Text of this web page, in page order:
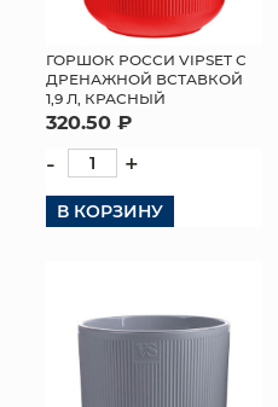
ГОРШОК РОССИ VIPSET С
ДРЕНАЖНОЙ ВСТАВКОЙ
1,9 Л, КРАСНЫЙ
320.50 ₽
- +
В КОРЗИНУ